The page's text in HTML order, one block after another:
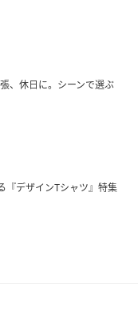
、休日に。シーンで選ぶ
『デザインTシャツ』特集